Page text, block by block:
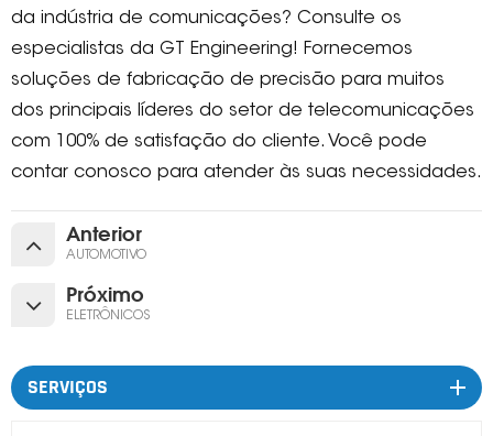
da indústria de comunicações? Consulte os
especialistas da GT Engineering! Fornecemos
soluções de fabricação de precisão para muitos
dos principais líderes do setor de telecomunicações
com 100% de satisfação do cliente. Você pode
contar conosco para atender às suas necessidades.
Anterior
AUTOMOTIVO
Próximo
ELETRÔNICOS
SERVIÇOS